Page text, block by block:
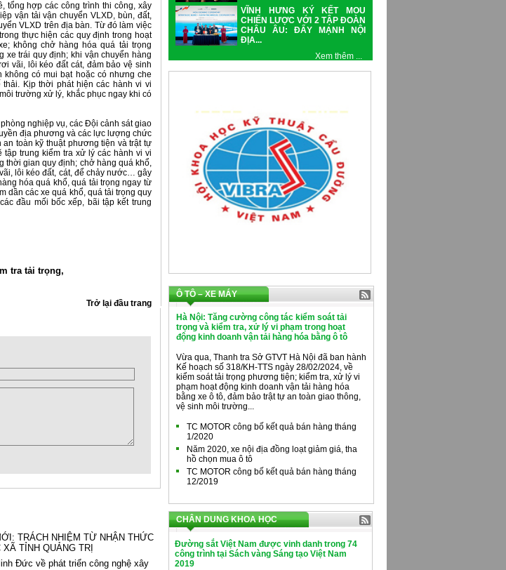
tổng hợp các công trình thi công, xây
vận tải vận chuyển VLXD, bùn, đất,
VLXD trên địa bàn. Từ đó làm việc
thực hiện các quy định trong hoạt
không chở hàng hóa quá tải trọng
xe trái quy định; khi vận chuyển hàng
vãi, lôi kéo đất cát, đảm bảo vệ sinh
có mui bạt hoặc có nhưng che
Kịp thời phát hiện các hành vi vi
trường xử lý, khắc phục ngay khi có
nghiệp vụ, các Đội cảnh sát giao
địa phương và các lực lượng chức
toàn kỹ thuật phương tiện và trật tự
trung kiểm tra xử lý các hành vi vi
thời gian quy định; chở hàng quá khổ,
lôi kéo đất, cát, để chảy nước… gây
hóa quá khổ, quá tải trọng ngay từ
dần các xe quá khổ, quá tải trọng quy
đầu mối bốc xếp, bãi tập kết trung
tra tải trọng,
Trở lại đầu trang
TRÁCH NHIỆM TỪ NHẬN THỨC
TỈNH QUẢNG TRỊ
Đức về phát triển công nghệ xây
VĨNH HƯNG KÝ KẾT MOU
CHIẾN LƯỢC VỚI 2 TẬP ĐOÀN
CHÂU ÂU: ĐẨY MẠNH NỘI
ĐỊA...
Xem thêm ...
Ô TÔ – XE MÁY
Hà Nội: Tăng cường công tác kiểm soát tải
trọng và kiểm tra, xử lý vi phạm trong hoạt
động kinh doanh vận tải hàng hóa bằng ô tô
Vừa qua, Thanh tra Sở GTVT Hà Nội đã ban hành
Kế hoạch số 318/KH-TTS ngày 28/02/2024, về
kiểm soát tải trọng phương tiện; kiểm tra, xử lý vi
phạm hoạt động kinh doanh vận tải hàng hóa
bằng xe ô tô, đảm bảo trật tự an toàn giao thông,
vệ sinh môi trường...
TC MOTOR công bố kết quả bán hàng tháng
1/2020
Năm 2020, xe nội địa đồng loạt giảm giá, tha
hồ chọn mua ô tô
TC MOTOR công bố kết quả bán hàng tháng
12/2019
CHÂN DUNG KHOA HỌC
Đường sắt Việt Nam được vinh danh trong 74
công trình tại Sách vàng Sáng tạo Việt Nam
2019